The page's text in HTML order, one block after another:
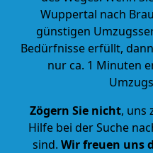
Wuppertal nach
günstigen
Bedürfnisse erfüllt,
nur ca. 1 Minuten
Zögern Sie nicht, uns
Hilfe bei der Suche
sind. Wir freuen uns